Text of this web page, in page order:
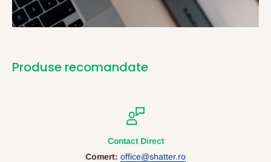
Produse recomandate
Contact Direct
Comert: office@shatter.ro